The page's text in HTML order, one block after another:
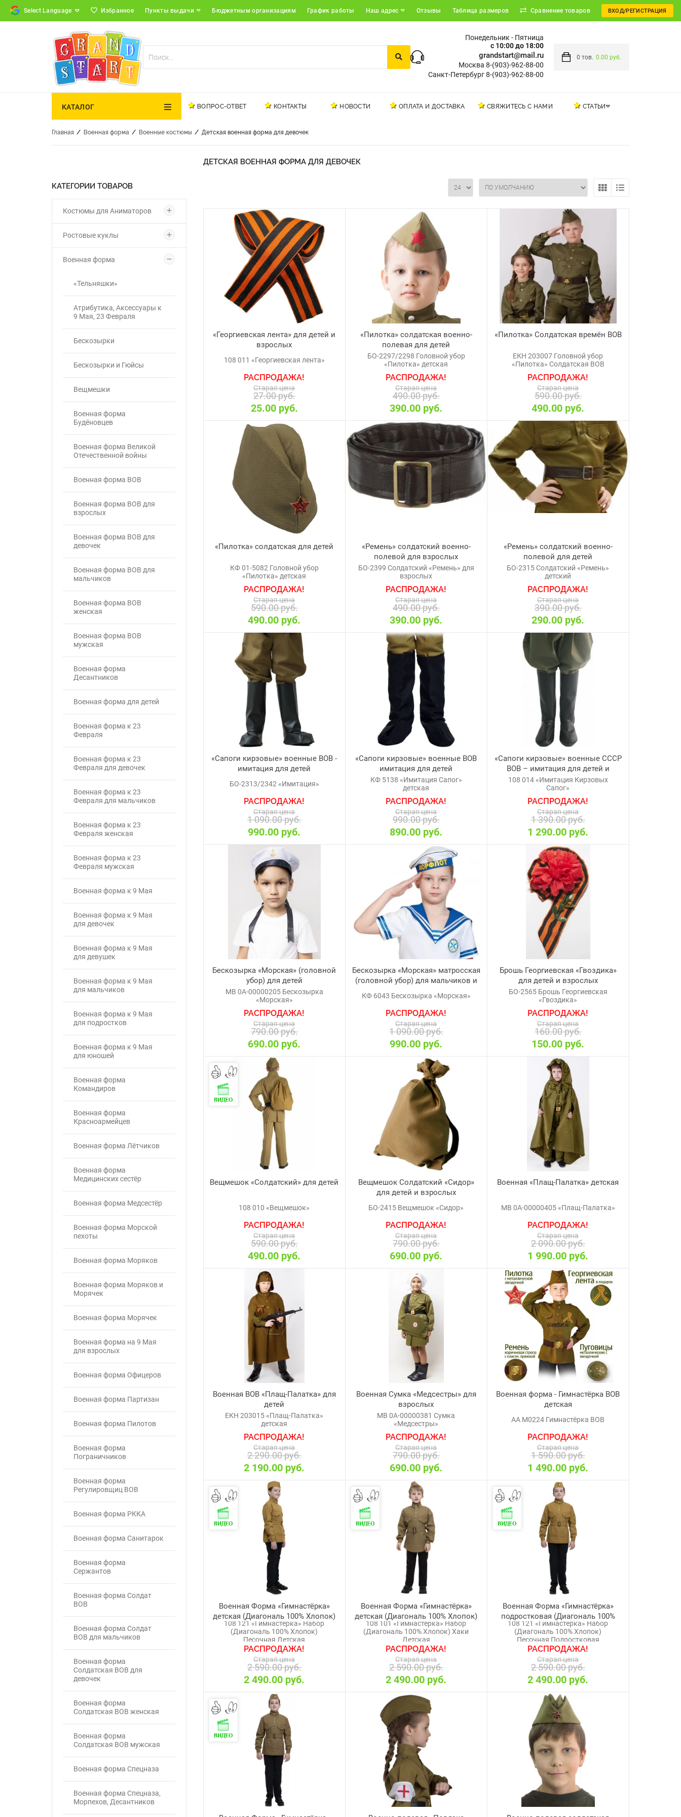
Избранное Пункты выдачи Бюджетным организациям График работы Наш адрес Отзывы Таблица размеров Сравнение товаров ВХОД/РЕГИСТРАЦИЯ
Понедельник - Пятница
с 10:00 до 18:00
grandstart@mail.ru
Москва 8-(903)-962-88-00
Санкт-Петербург 8-(903)-962-88-00
0 тов. 0.00 руб.
КАТАЛОГ ВОПРОС-ОТВЕТ КОНТАКТЫ НОВОСТИ ОПЛАТА И ДОСТАВКА СВЯЖИТЕСЬ С НАМИ СТАТЬИ
Главная / Военная форма / Военные костюмы / Детская военная форма для девочек
КАТЕГОРИИ ТОВАРОВ
Костюмы для Аниматоров
Ростовые куклы
Военная форма
«Тельняшки»
Атрибутика, Аксессуары к
9 Мая, 23 Февраля
Бескозырки
Бескозырки и Гюйсы
Вещмешки
Военная форма
Будёновцев
Военная форма Великой
Отечественной войны
Военная форма ВОВ
Военная форма ВОВ для
взрослых
Военная форма ВОВ для
девочек
Военная форма ВОВ для
мальчиков
Военная форма ВОВ
женская
Военная форма ВОВ
мужская
Военная форма
Десантников
Военная форма для детей
Военная форма к 23
Февраля
Военная форма к 23
Февраля для девочек
Военная форма к 23
Февраля для мальчиков
Военная форма к 23
Февраля женская
Военная форма к 23
Февраля мужская
Военная форма к 9 Мая
Военная форма к 9 Мая
для девочек
Военная форма к 9 Мая
для девушек
Военная форма к 9 Мая
для мальчиков
Военная форма к 9 Мая
для подростков
Военная форма к 9 Мая
для юношей
Военная форма
Командиров
Военная форма
Красноармейцев
Военная форма Лётчиков
Военная форма
Медицинских сестёр
Военная форма Медсестёр
Военная форма Морской
пехоты
Военная форма Моряков
Военная форма Моряков и
Морячек
Военная форма Морячек
Военная форма на 9 Мая
для взрослых
Военная форма Офицеров
Военная форма Партизан
Военная форма Пилотов
Военная форма
Пограничников
Военная форма
Регулировщиц ВОВ
Военная форма РККА
Военная форма Санитарок
Военная форма
Сержантов
Военная форма Солдат
ВОВ
Военная форма Солдат
ВОВ для мальчиков
Военная форма
Солдатская ВОВ для
девочек
Военная форма
Солдатская ВОВ женская
Военная форма
Солдатская ВОВ мужская
Военная форма Спецназа
Военная форма Спецназа,
Морпехов, Десантников
ДЕТСКАЯ ВОЕННАЯ ФОРМА ДЛЯ ДЕВОЧЕК
«Георгиевская лента» для детей и
взрослых
108 011 «Георгиевская лента»
РАСПРОДАЖА!
Старая цена
27.00 руб.
25.00 руб.
«Пилотка» солдатская военно-
полевая для детей
БО-2297/2298 Головной убор
«Пилотка» детская
РАСПРОДАЖА!
Старая цена
490.00 руб.
390.00 руб.
«Пилотка» Солдатская времён ВОВ
ЕКН 203007 Головной убор
«Пилотка» Солдатская ВОВ
РАСПРОДАЖА!
Старая цена
590.00 руб.
490.00 руб.
«Пилотка» солдатская для детей
КФ 01-5082 Головной убор
«Пилотка» детская
РАСПРОДАЖА!
Старая цена
590.00 руб.
490.00 руб.
«Ремень» солдатский военно-
полевой для взрослых
БО-2399 Солдатский «Ремень» для
взрослых
РАСПРОДАЖА!
Старая цена
490.00 руб.
390.00 руб.
«Ремень» солдатский военно-
полевой для детей
БО-2315 Солдатский «Ремень»
детский
РАСПРОДАЖА!
Старая цена
390.00 руб.
290.00 руб.
«Сапоги кирзовые» военные ВОВ -
имитация для детей
БО-2313/2342 «Имитация»
РАСПРОДАЖА!
Старая цена
1 090.00 руб.
990.00 руб.
«Сапоги кирзовые» военные ВОВ
имитация для детей
КФ 5138 «Имитация Сапог»
детская
РАСПРОДАЖА!
Старая цена
990.00 руб.
890.00 руб.
«Сапоги кирзовые» военные СССР
ВОВ – имитация для детей и
взрослых
108 014 «Имитация Кирзовых
Сапог»
РАСПРОДАЖА!
Старая цена
1 390.00 руб.
1 290.00 руб.
Бескозырка «Морская» (головной
убор) для детей
МВ 0А-00000205 Бескозырка
«Морская»
РАСПРОДАЖА!
Старая цена
790.00 руб.
690.00 руб.
Бескозырка «Морская» матросская
(головной убор) для мальчиков и
КФ 6043 Бескозырка «Морская»
РАСПРОДАЖА!
Старая цена
1 090.00 руб.
990.00 руб.
Брошь Георгиевская «Гвоздика»
для детей и взрослых
БО-2565 Брошь Георгиевская
«Гвоздика»
РАСПРОДАЖА!
Старая цена
160.00 руб.
150.00 руб.
Вещмешок «Солдатский» для детей
108 010 «Вещмешок»
РАСПРОДАЖА!
Старая цена
590.00 руб.
490.00 руб.
Вещмешок Солдатский «Сидор»
для детей и взрослых
БО-2415 Вещмешок «Сидор»
РАСПРОДАЖА!
Старая цена
790.00 руб.
690.00 руб.
Военная «Плащ-Палатка» детская
МВ 0А-00000405 «Плащ-Палатка»
РАСПРОДАЖА!
Старая цена
2 090.00 руб.
1 990.00 руб.
Военная ВОВ «Плащ-Палатка» для
детей
ЕКН 203015 «Плащ-Палатка»
детская
РАСПРОДАЖА!
Старая цена
2 290.00 руб.
2 190.00 руб.
Военная Сумка «Медсестры» для
взрослых
МВ 0А-00000381 Сумка
«Медсестры»
РАСПРОДАЖА!
Старая цена
790.00 руб.
690.00 руб.
Военная форма - Гимнастёрка ВОВ
детская
АА М0224 Гимнастёрка ВОВ
РАСПРОДАЖА!
Старая цена
1 590.00 руб.
1 490.00 руб.
Военная Форма «Гимнастёрка»
детская (Диагональ 100% Хлопок)
Песочная
108 121 «Гимнастёрка» Набор
(Диагональ 100% Хлопок)
Песочная Детская
РАСПРОДАЖА!
Старая цена
2 590.00 руб.
2 490.00 руб.
Военная Форма «Гимнастёрка»
детская (Диагональ 100% Хлопок)
Хаки
108 101 «Гимнастёрка» Набор
(Диагональ 100% Хлопок) Хаки
Детская
РАСПРОДАЖА!
Старая цена
2 590.00 руб.
2 490.00 руб.
Военная Форма «Гимнастёрка»
подростковая (Диагональ 100%
Хлопок) Песочная
108 121 «Гимнастёрка» Набор
(Диагональ 100% Хлопок)
Песочная Подростковая
РАСПРОДАЖА!
Старая цена
2 590.00 руб.
2 490.00 руб.